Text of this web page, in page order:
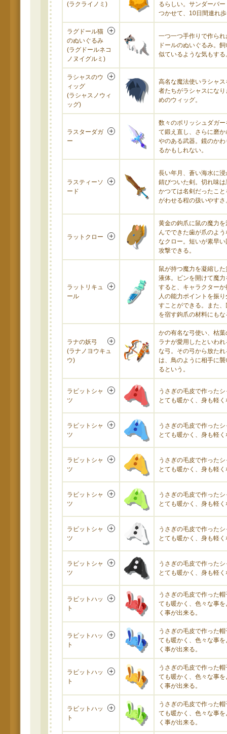
(ラクライノミ)
るらしい。サンダーバー
つかせて、10日間連れ
ラグドール猫
のぬいぐるみ
(ラグドールネコ
ノヌイグルミ)
一つ一つ手作りで作られ
ドールのぬいぐるみ。
似ているような気もする
ラシャスのウ
ィッグ
(ラシャスノウィ
ッグ)
高名な魔法使いラシャス
者たちがラシャスになり
めのウィッグ。
ラスターダガ
ー
数々のポリッシュダガー
て鍛え直し、さらに磨か
やのある武器。鏡のかわ
るかもしれない。
ラスティーソ
ード
長い年月、蒼い海水に浸
錆びついた剣。切れ味は
かつては名剣だったこと
がわせる程の扱いやすさ
ラットクロー
黄金の鉤爪に鼠の魔力を
んでできた歯が爪のよう
なクロー。短いが素早い
攻撃できる。
ラットリキュ
ール
鼠が持つ魔力を凝縮した
液体。ビンを開けて魔力
すると、キャラクターか
人の能力ポイントを振
すことができる。また、
を宿す鉤爪の材料にもな
ラナの妖弓
(ラナノヨウキュ
ウ)
かの有名な弓使い、枯葉
ラナが愛用したといわれ
な弓。その弓から放たれ
は、鳥のように相手に襲
るという。
ラビットシャ
ツ
うさぎの毛皮で作った
とても暖かく、身も軽
ラビットシャ
ツ
うさぎの毛皮で作った
とても暖かく、身も軽
ラビットシャ
ツ
うさぎの毛皮で作った
とても暖かく、身も軽
ラビットシャ
ツ
うさぎの毛皮で作った
とても暖かく、身も軽
ラビットシャ
ツ
うさぎの毛皮で作った
とても暖かく、身も軽
ラビットシャ
ツ
うさぎの毛皮で作った
とても暖かく、身も軽
ラビットハッ
ト
うさぎの毛皮で作った
ても暖かく、色々な事を
く事が出来る。
ラビットハッ
ト
うさぎの毛皮で作った
ても暖かく、色々な事を
く事が出来る。
ラビットハッ
ト
うさぎの毛皮で作った
ても暖かく、色々な事を
く事が出来る。
ラビットハッ
ト
うさぎの毛皮で作った
ても暖かく、色々な事を
く事が出来る。